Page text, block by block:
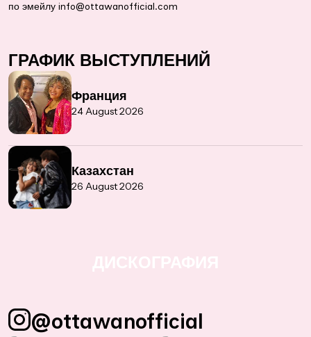
по эмейлу info@ottawanofficial.com
ГРАФИК ВЫСТУПЛЕНИЙ
Франция
24 August 2026
Казахстан
26 August 2026
@ottawanofficial